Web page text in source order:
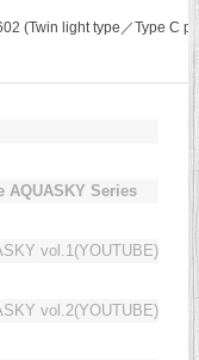
(Twin light type／Type C
AQUASKY Series
vol.1(YOUTUBE)
vol.2(YOUTUBE)